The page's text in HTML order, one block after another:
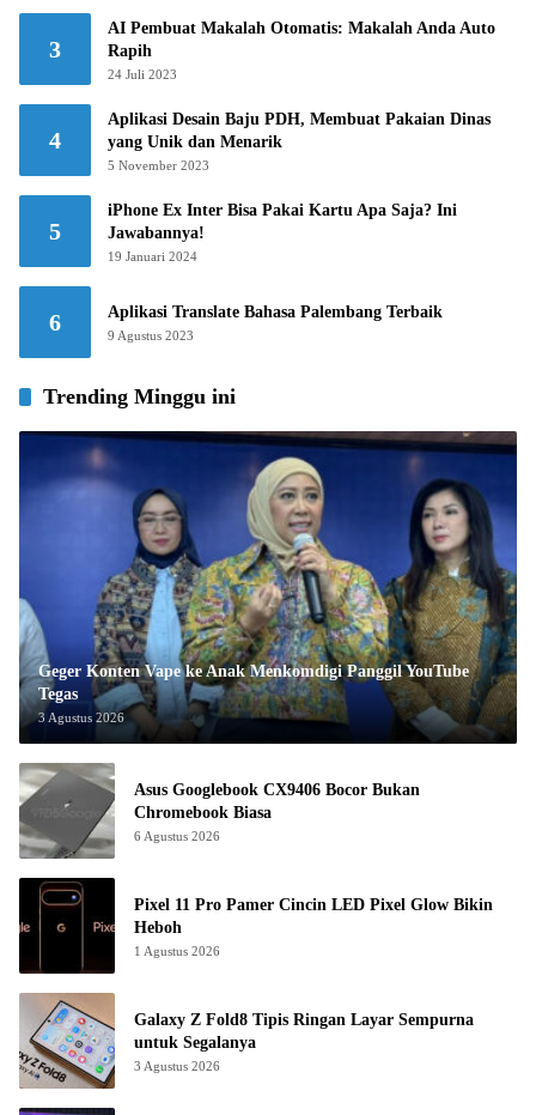
3
AI Pembuat Makalah Otomatis: Makalah Anda Auto
Rapih
24 Juli 2023
4
Aplikasi Desain Baju PDH, Membuat Pakaian Dinas
yang Unik dan Menarik
5 November 2023
5
iPhone Ex Inter Bisa Pakai Kartu Apa Saja? Ini
Jawabannya!
19 Januari 2024
6 Aplikasi Translate Bahasa Palembang Terbaik
9 Agustus 2023
Trending Minggu ini
Geger Konten Vape ke Anak Menkomdigi Panggil YouTube
Tegas
3 Agustus 2026
Asus Googlebook CX9406 Bocor Bukan
Chromebook Biasa
6 Agustus 2026
Pixel 11 Pro Pamer Cincin LED Pixel Glow Bikin
Heboh
1 Agustus 2026
Galaxy Z Fold8 Tipis Ringan Layar Sempurna
untuk Segalanya
3 Agustus 2026